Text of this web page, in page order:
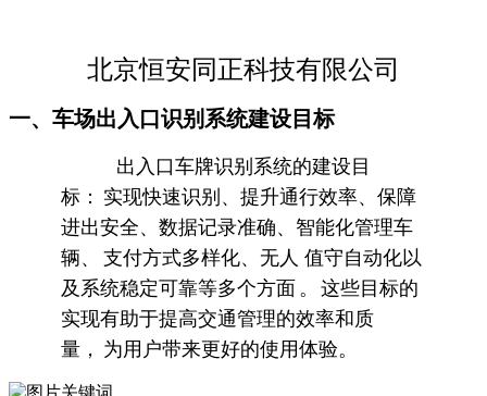
北京恒安同正科技有限公司
一、车场出入口识别系统建设目标
出入口车牌识别系统的建设目
标： 实现快速识别、提升通行效率、保障
进出安全、数据记录准确、智能化管理车
辆、
支付方式多样化、无人 值守自动化以
及系统稳定可靠等多个方面 。 这些目标的
实现有助于提高交通管理的效率和质
量， 为用户带来更好的使用体验。